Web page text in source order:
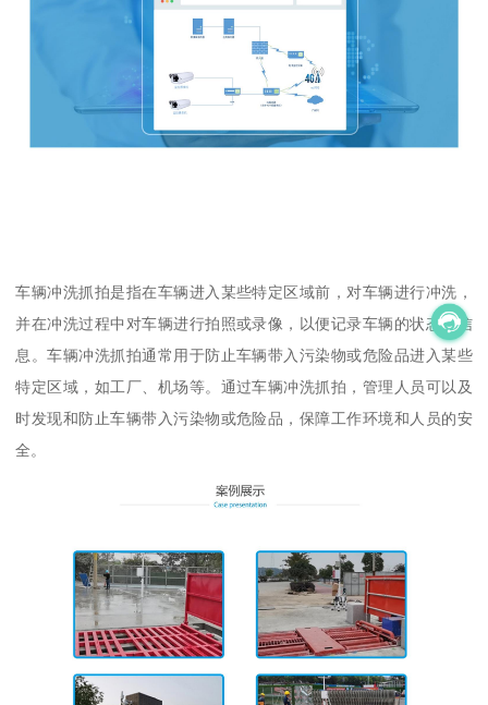
车辆冲洗抓拍是指在车辆进入某些特定区域前，对车辆进行冲洗，
并在冲洗过程中对车辆进行拍照或录像，以便记录车辆的状态和信
息。车辆冲洗抓拍通常用于防止车辆带入污染物或危险品进入某些
特定区域，如工厂、机场等。通过车辆冲洗抓拍，管理人员可以及
时发现和防止车辆带入污染物或危险品，保障工作环境和人员的安
全。